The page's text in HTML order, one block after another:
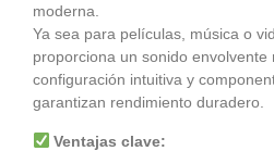
moderna.
Ya sea para películas, música o
proporciona un sonido envolvente
configuración intuitiva y
garantizan rendimiento duradero.
Ventajas clave: